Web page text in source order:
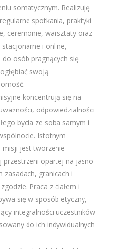
somatycznym. Realizuję
spotkania, praktyki
ceremonie, warsztaty oraz
stacjonarne i online,
do osób pragnących się
swoją
koncentrują się na
odpowiedzialności
bycia ze soba samym i
Istotnym
misji jest tworzenie
przestrzeni opartej na jasno
zasadach, granicach i
Praca z ciałem i
się w sposób etyczny,
integralności uczestników
do ich indywidualnych